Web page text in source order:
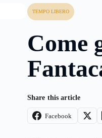
TEMPO LIBERO
Come
Share this article
Facebook